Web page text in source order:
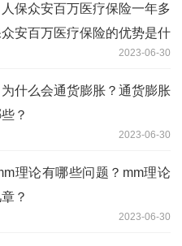
保众安百万医疗保险一年多
安百万医疗保险的优势是什
2023-06-30
什么会通货膨胀？通货膨胀
？
2023-06-30
理论有哪些问题？mm理论
？
2023-06-30